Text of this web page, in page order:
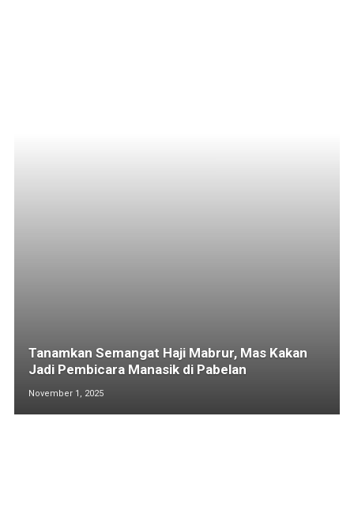
Tanamkan Semangat Haji Mabrur, Mas Kakan
Jadi Pembicara Manasik di Pabelan
November 1, 2025